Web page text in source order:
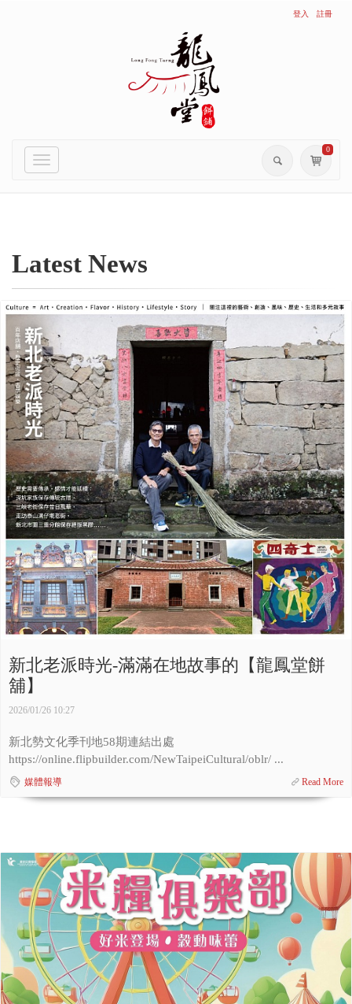
登入 註冊
Toggle
0
Latest News
新北老派時光-滿滿在地故事的【龍鳳堂餅
舖】
2026/01/26 10:27
新北勢文化季刊地58期連結出處
https://online.flipbuilder.com/NewTaipeiCultural/oblr/ ...
媒體報導 Read More